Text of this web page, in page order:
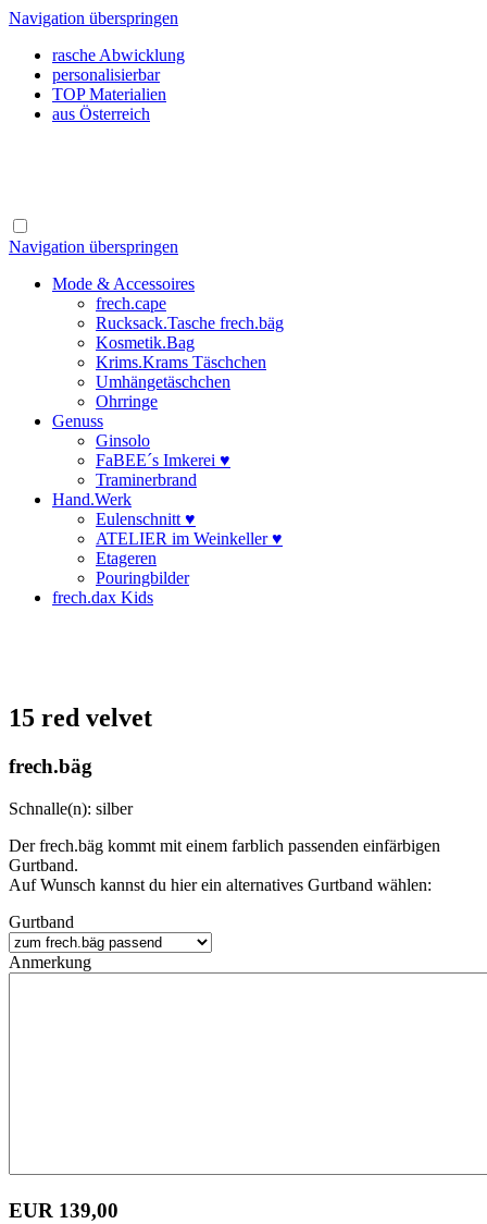
Navigation überspringen
rasche Abwicklung
personalisierbar
TOP Materialien
aus Österreich
Navigation überspringen
Mode & Accessoires
frech.cape
Rucksack.Tasche frech.bäg
Kosmetik.Bag
Krims.Krams Täschchen
Umhängetäschchen
Ohrringe
Genuss
Ginsolo
FaBEE´s Imkerei ♥
Traminerbrand
Hand.Werk
Eulenschnitt ♥
ATELIER im Weinkeller ♥
Etageren
Pouringbilder
frech.dax Kids
15 red velvet
frech.bäg
Schnalle(n): silber
Der frech.bäg kommt mit einem farblich passenden einfärbigen
Gurtband.
Auf Wunsch kannst du hier ein alternatives Gurtband wählen:
Gurtband
Anmerkung
EUR 139,00